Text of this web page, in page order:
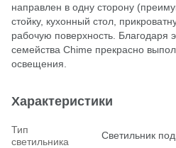
направлен в одну сторону
стойку, кухонный стол,
рабочую поверхность. Благодаря
семейства Chime прекрасно
освещения.
Характеристики
Тип
светильника
Светильник